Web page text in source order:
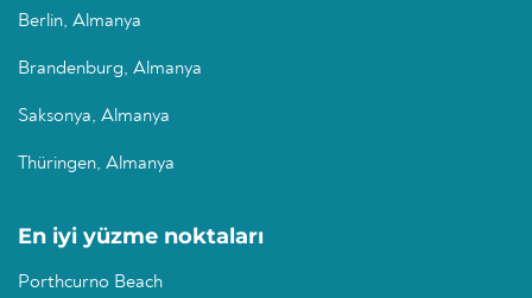
Berlin, Almanya
Brandenburg, Almanya
Saksonya, Almanya
Thüringen, Almanya
En iyi yüzme noktaları
Porthcurno Beach